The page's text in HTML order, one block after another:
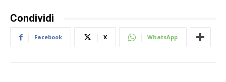
Condividi
Facebook X WhatsApp